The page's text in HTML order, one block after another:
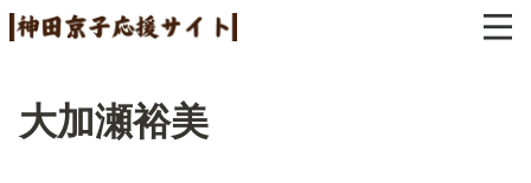
大加瀬裕美